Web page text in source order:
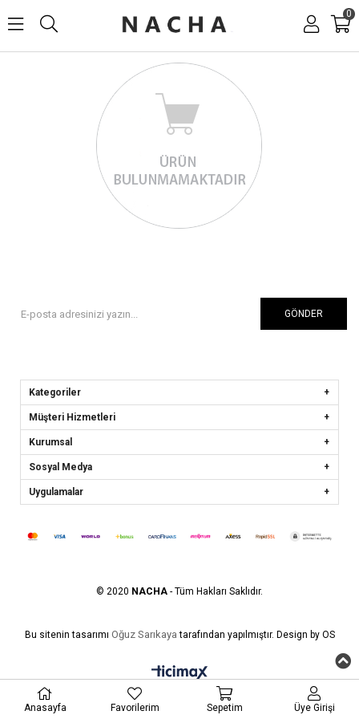
0
GÖNDER
Kategoriler
Müşteri Hizmetleri
Kurumsal
Sosyal Medya
Uygulamalar
© 2020 NACHA - Tüm Hakları Saklıdır.
Bu sitenin tasarımı Oğuz Sarıkaya tarafından yapılmıştır. Design by OS
Anasayfa Favorilerim Sepetim Üye Girişi